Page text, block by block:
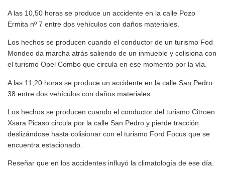
A las 10,50 horas se produce un accidente en la calle Pozo
Ermita nº 7 entre dos vehículos con daños materiales.
Los hechos se producen cuando el conductor de un turismo Fod
Mondeo da marcha atrás saliendo de un inmueble y colisiona con
el turismo Opel Combo que circula en ese momento por la vía.
A las 11,20 horas se produce un accidente en la calle San Pedro
38 entre dos vehículos con daños materiales.
Los hechos se producen cuando el conductor del turismo Citroen
Xsara Picaso circula por la calle San Pedro y pierde tracción
deslizándose hasta colisionar con el turismo Ford Focus que se
encuentra estacionado.
Reseñar que en los accidentes influyó la climatología de ese día.